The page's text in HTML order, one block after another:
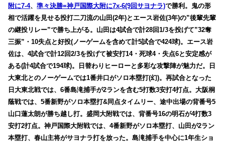
附に7-4、準々決勝=神戸国際大附に7x-6(9回サヨナラ)で勝利。鬼の形
相で活躍を見せる投打二刀流の山田(2年)とエース岩佐(3年)の”後輩先輩
の継投リレー”で勝ち上がる。山田は4試合で計28回1/3を投げて”32奪
三振”・10失点と好投(ノーゲームを含めて計5試合で424球)。エース岩
佐は、4試合で計12回2/3を投げて被安打14・死球4・失点6と安定感が
ある(計4試合で194球)。日替わりヒーローと多彩な攻撃陣が魅力だ。日
大東北とのノーゲームでは1番井口がソロ本塁打(幻)。再試合となった
日大東北戦では、6番島滝捕手が2ランを含む5打数3安打4打点。大阪桐
蔭戦では、5番新野がソロ本塁打&同点タイムリー、途中出場の背番号5
山口蓮太朗が勝ち越し打。盛岡大附戦では、背番号16の明石が4打数3
安打2打点。神戸国際大附戦では、4番新野がソロ本塁打、山田が2ラン
本塁打、春山主将がサヨナラ打を放った。島滝捕手を中心に1年生ショ